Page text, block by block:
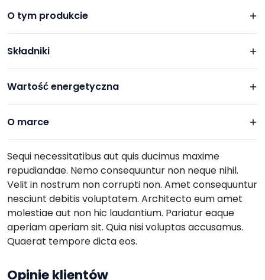
O tym produkcie
Składniki
Wartość energetyczna
O marce
Sequi necessitatibus aut quis ducimus maxime
repudiandae. Nemo consequuntur non neque nihil.
Velit in nostrum non corrupti non. Amet consequuntur
nesciunt debitis voluptatem. Architecto eum amet
molestiae aut non hic laudantium. Pariatur eaque
aperiam aperiam sit. Quia nisi voluptas accusamus.
Quaerat tempore dicta eos.
Opinie klientów